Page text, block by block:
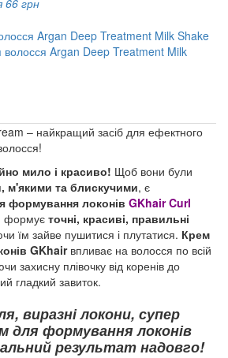
66 грн
Argan Deep Treatment Milk Shake
– найкращий засіб для ефектного
мило і красиво! Щоб вони були
м'якими та блискучими, є
формування локонів GKhair Curl
формуєточні, красиві, правильні
їм зайве пушитися і плутатися. Крем
GKhair впливає на волосся по всій
захисну плівочку від коренів до
гладкий завиток.
виразні локони, супер
для формування локонів
результат надовго!